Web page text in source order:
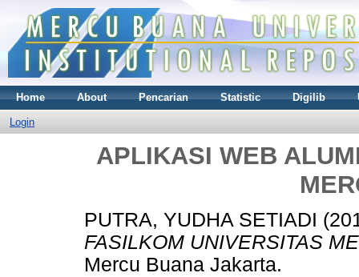
Home About Pencarian Statistic Digilib
Login
APLIKASI WEB
PUTRA, YUDHA SETIADI
FASILKOM UNIVERSITAS
Mercu Buana Jakarta.